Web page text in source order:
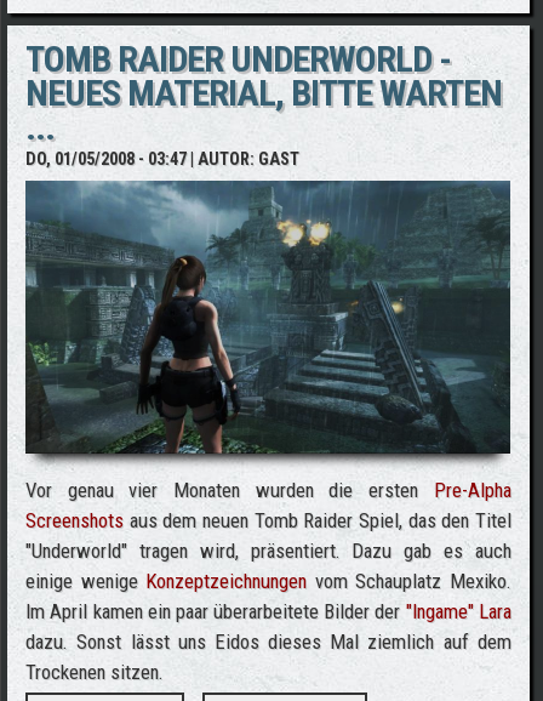
TOMB RAIDER UNDERWORLD -
NEUES MATERIAL, BITTE WARTEN
...
DO, 01/05/2008 - 03:47| AUTOR: GAST
Vor genau vier Monaten wurden die ersten Pre-Alpha
Screenshots aus dem neuen Tomb Raider Spiel, das den Titel
"Underworld" tragen wird, präsentiert. Dazu gab es auch
einige wenige Konzeptzeichnungen vom Schauplatz Mexiko.
Im April kamen ein paar überarbeitete Bilder der "Ingame" Lara
dazu. Sonst lässt uns Eidos dieses Mal ziemlich auf dem
Trockenen sitzen.